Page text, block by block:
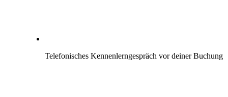
Telefonisches Kennenlerngespräch vor deiner Buchung